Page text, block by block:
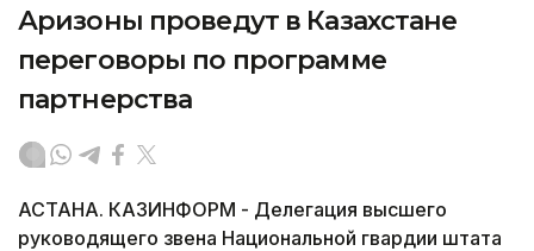
Аризоны проведут в Казахстане
переговоры по программе
партнерства
АСТАНА. КАЗИНФОРМ - Делегация высшего
руководящего звена Национальной гвардии штата